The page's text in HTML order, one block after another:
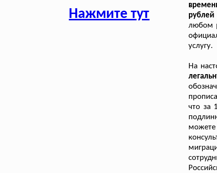
Нажмите тут
любом
услугу.
На
что за